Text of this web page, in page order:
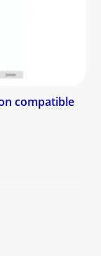
compatible